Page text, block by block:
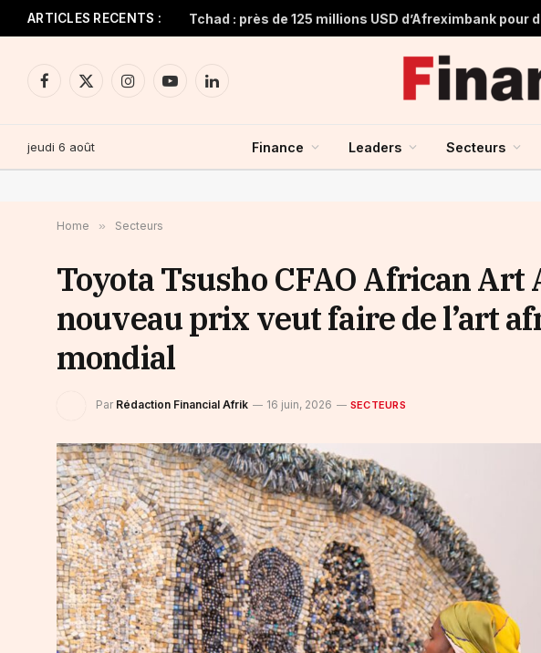
ARTICLES RECENTS :
Facebook
X
InstagramYouTubeLinkedIn
jeudi 6 août Finance Leaders Secteurs
Home » Secteurs
Toyota Tsusho CFAO African Art
nouveau prix veut faire de l’art
mondial
Par Rédaction Financial Afrik 16 juin, 2026 SECTEURS